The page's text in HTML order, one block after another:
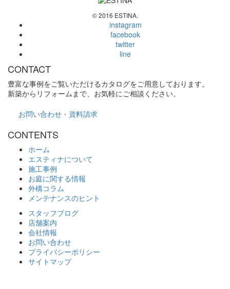
© 2016 ESTINA.
instagram
facebook
twitter
line
CONTACT
豊富な事例をご覧いただけるカタログをご用意しております。
新築からリフォームまで、お気軽にご相談ください。
お問い合わせ・資料請求
CONTENTS
ホーム
エスティナについて
施工事例
お庭に関する情報
外構コラム
メンテナンスのヒント
スタッフブログ
店舗案内
会社情報
お問い合わせ
プライバシーポリシー
サイトマップ